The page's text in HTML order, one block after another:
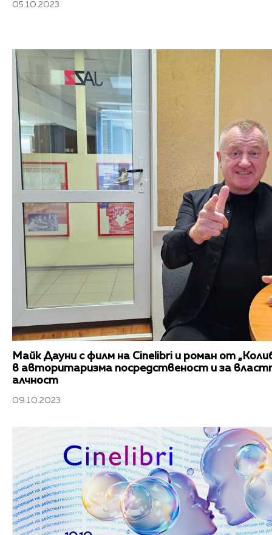
05.10.2023
Майк Дауни с филм на Cinelibri и роман от
в авторитаризма посредственост и за
алчност
09.10.2023